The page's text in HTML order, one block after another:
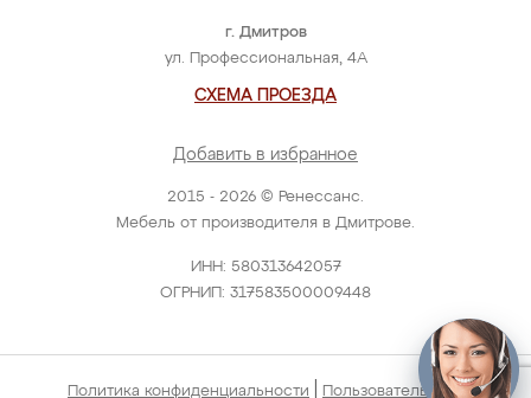
2015 - 2026 © Ренессанс.
Мебель от производителя в Дмитрове.
ИНН: 580313642057
ОГРНИП: 317583500009448
г. Дмитров
ул. Профессиональная, 4А
СХЕМА ПРОЕЗДА
Добавить в избранное
Политика конфиденциальности Пользовательское